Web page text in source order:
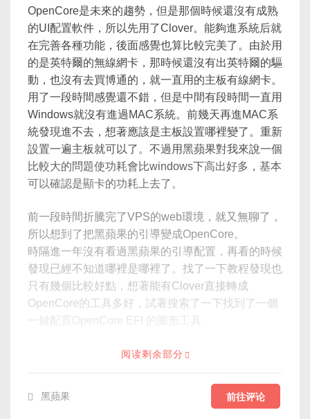
OpenCore是未來的趨勢，但是那個時候還沒有成熟
的UI配置軟件，所以先用了Clover。能夠進系統后就
在完善各種功能，後面感覺也算比較完美了。由於用
的是英特爾的無線網卡，那時候還沒有出英特爾的驅
動，也沒有去買博通的，就一直用的主板有線網卡。
用了一段時間感覺還不錯，但是中間有段時間一直用
Windows就沒有進過MAC系統。前幾天再進MAC系
統發現進不去，想著應該是主板設置哪裡變了。重新
設置一遍主板就可以了。不過用黑蘋果對我來說一個
比較大的問題使功耗會比windows下高出好多，基本
可以確認是顯卡的功耗上去了。
前一段時間折騰完了VPS的web環境，就又無聊了，
所以想到了把黑蘋果的引導變成OpenCore。
時隔進一年沒有看過黑蘋果的引導配置，再看的時候
發現已經不知道哪裡是哪裡了。找了一下教程發現也
只有幾個比較好點，想著能有Clover直接轉成
OpenCore的工具多好，試著搜索了一下找到了一個
一鍵配置OpenCore EFI 的圖形工具
阅读剩余部分
黑蘋果 前往评论